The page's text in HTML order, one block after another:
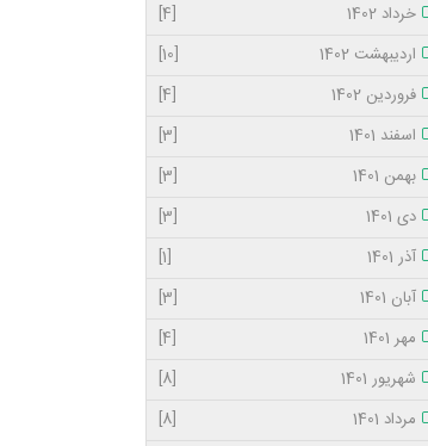
خرداد 1402
[4]
اردیبهشت 1402
[10]
فروردین 1402
[4]
اسفند 1401
[3]
بهمن 1401
[3]
دی 1401
[3]
آذر 1401
[1]
آبان 1401
[3]
مهر 1401
[4]
شهریور 1401
[8]
مرداد 1401
[8]